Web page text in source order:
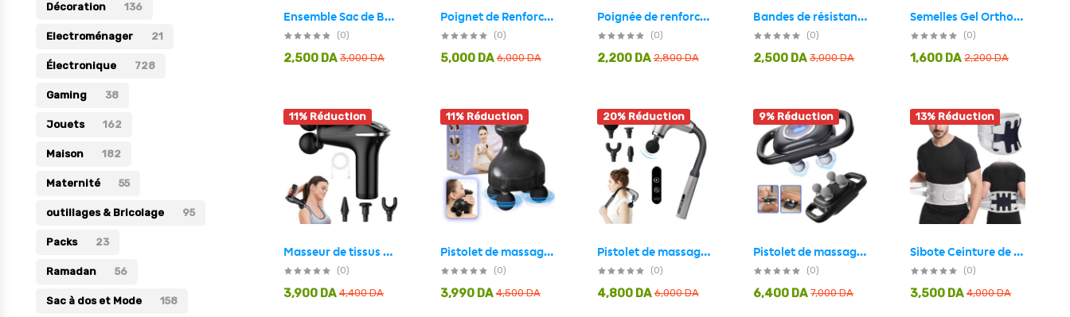
Maison
Maternité
Outillages & Bricolage
Packs
Sac à dos et Mode
Soins & Beauté
Sport
Divers
Ensemble Sac de Boxe Speed Bag SET 6Pcs pour l’entrainement à domicile – طقم كرة البوكس قابلة للإرتداد
(0)
3,000DA
2,500 DA
Poignet de Renforcement et Testeur de force de préhension Digital – جهاز تدريب مع مقياس لقبضة اليد
(0)
6,000DA
5,000 DA
Poignée de renforcement de la poignée ergonomique avec compteur – جهاز تدريب عضلات اليد
(0)
2,800DA
2,200 DA
Bandes de résistance pour les jambes avec sangle de cheville 5Pcs – طقم أشرطة تدريب قابلة للتمدد
(0)
3,000DA
2,500 DA
Semelles Gel Orthopédique pour amorti Les chocs et soulage Les épines calcanéennes
(0)
2,200DA
1,600 DA
11% Réduction
Masseur de tissus musculaire électrique à double tête à 6 vitesses – جهاز تدليك متعدد الرؤوس
(0)
4,400DA
3,900 DA
11% Réduction
Pistolet de massage portatif à 4 têtes pour tissus profonds – جهاز تدليك الجسم
(0)
4,500DA
3,990 DA
20% Réduction
Pistolet de massage poignée allongée avec 4 têtes, 3 modes et 6 niveaux – جهاز تدليك الجسم
(0)
6,000DA
4,800 DA
9% Réduction
Pistolet de massage à percussion 4 têtes avec avec 9 vitesses et modes – جهاز تدليك العظلات
(0)
7,000DA
6,400 DA
13% Réduction
Sibote Ceinture de Soutien Lombaire Réglable ST-7335 – حزام شد الظهر
(0)
4,000DA
3,500 DA
Décoration 136
Electroménager 21
Électronique 728
Gaming 38
Jouets 162
Maison 182
Maternité 55
outillages & Bricolage 95
Packs 23
Ramadan 56
Sac à dos et Mode 158